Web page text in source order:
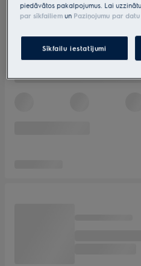
piedāvātos pakalpojumus. Lai
par sīkfailiem un Paziņojumu par
Sīkfailu iestatījumi